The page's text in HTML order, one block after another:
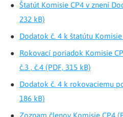
Štatút Komisie CP4 v znení
232 kB)
Dodatok č. 4 k štatútu Komisie
Rokovací poriadok Komisie
č.3 , č.4 (PDF, 315 kB)
Dodatok č. 4 k rokovaciemu
186 kB)
Zoznam členov Komisie CP4